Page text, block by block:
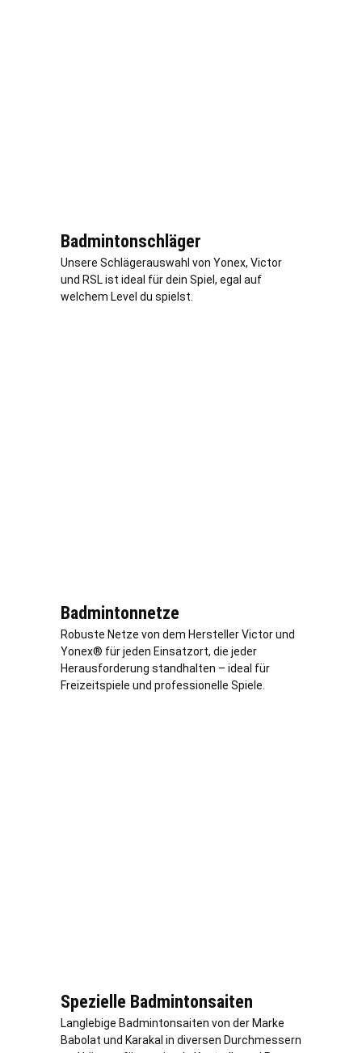
Badmintonschläger
Unsere Schlägerauswahl von Yonex, Victor
und RSL ist ideal für dein Spiel, egal auf
welchem Level du spielst.
Badmintonnetze
Robuste Netze von dem Hersteller Victor und
Yonex® für jeden Einsatzort, die jeder
Herausforderung standhalten – ideal für
Freizeitspiele und professionelle Spiele.
Spezielle Badmintonsaiten
Langlebige Badmintonsaiten von der Marke
Babolat und Karakal in diversen Durchmessern